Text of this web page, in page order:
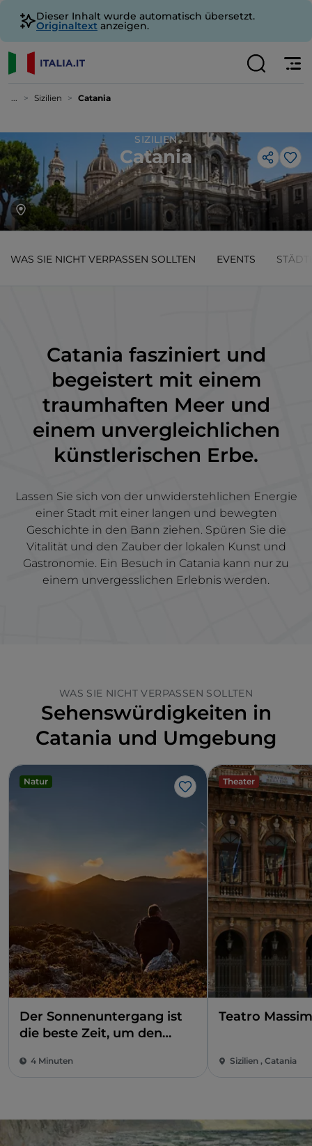
Dieser Inhalt wurde automatisch übersetzt.
Originaltext anzeigen.
... Sizilien Catania
Like
SIZILIEN
Catania
WAS SIE NICHT VERPASSEN SOLLTEN EVENTS
Catania fasziniert und
begeistert mit einem
traumhaften Meer und
einem unvergleichlichen
künstlerischen Erbe.
Lassen Sie sich von der unwiderstehlichen Energie
einer Stadt mit einer langen und bewegten
Geschichte in den Bann ziehen. Spüren Sie die
Vitalität und den Zauber der lokalen Kunst und
Gastronomie. Ein Besuch in Catania kann nur zu
einem unvergesslichen Erlebnis werden.
WAS SIE NICHT VERPASSEN SOLLTEN
Sehenswürdigkeiten in
Catania und Umgebung
Natur
Like
Der Sonnenuntergang ist
die beste Zeit, um den
besuchen und das Herz des
4 Minuten
Theater
Teatro
Sizilien , Catania